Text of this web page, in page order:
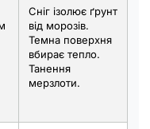
Сніг ізолює ґрунт
від морозів.
Темна поверхня
вбирає тепло.
Танення
мерзлоти.